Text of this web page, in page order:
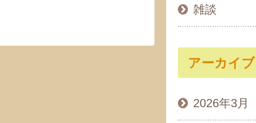
雑談
アーカイブ
2026年3月